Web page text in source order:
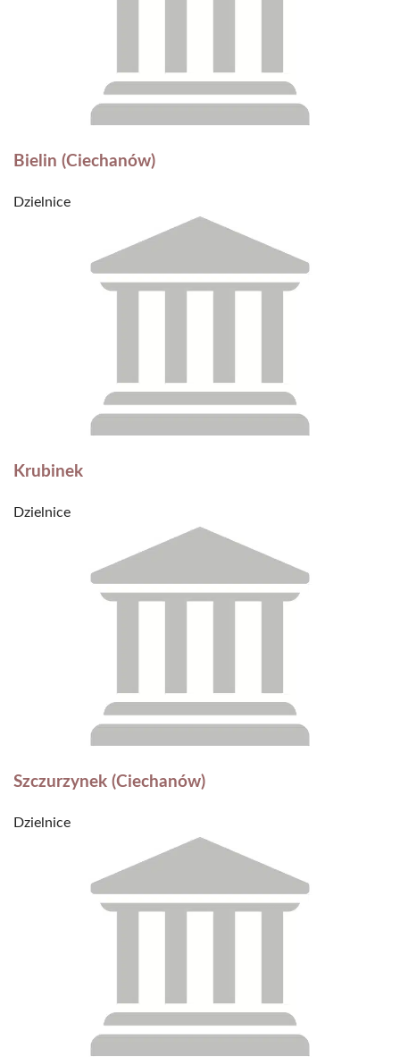
Bielin (Ciechanów)
Dzielnice
Krubinek
Dzielnice
Szczurzynek (Ciechanów)
Dzielnice